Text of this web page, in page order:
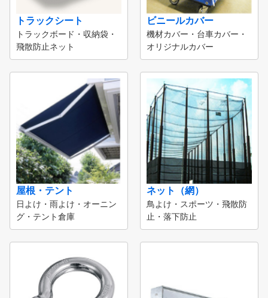
トラックシート
トラックボード・収納袋・
飛散防止ネット
ビニールカバー
機材カバー・台車カバー・
オリジナルカバー
屋根・テント
日よけ・雨よけ・オーニン
グ・テント倉庫
ネット（網）
鳥よけ・スポーツ・飛散防
止・落下防止